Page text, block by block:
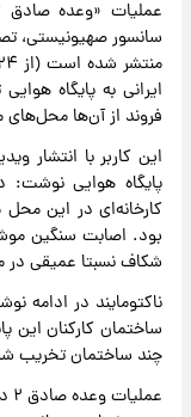
ایرانی به پایگاه
فروند از آن‌ها
این کاربر با انتشار
پایگاه هوایی نوشت:
کارخانه‌ای در این
بود. اصابت سنگین
شکاف نسبتا عمیقی
ناکتومایند در ادامه
ساختمان کارکنان این
چند ساختمان تخریب